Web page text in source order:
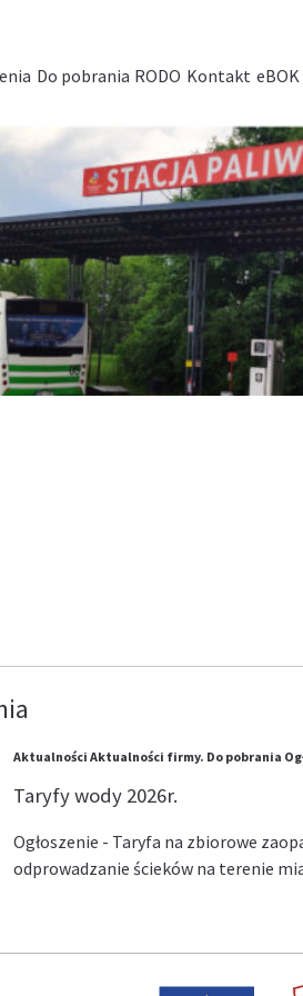
Do pobrania RODO Kontakt eBOK
Aktualności Aktualności firmy. Do pobrania
Taryfy wody 2026r.
Ogłoszenie - Taryfa na zbiorowe
odprowadzanie ścieków na terenie